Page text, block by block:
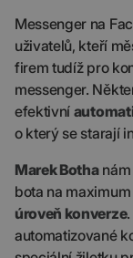
Messenger na
uživatelů, kteří
firem tudíž pro
messenger.
efektivní
o který se starají
Marek Bothanám
bota na
úroveň konverze
automatizované